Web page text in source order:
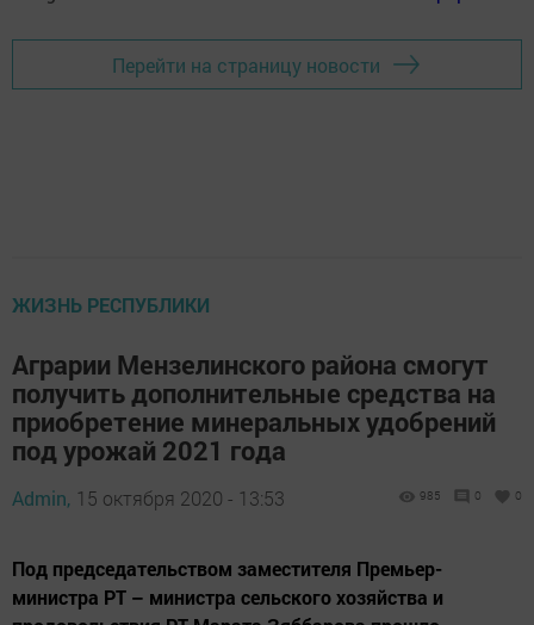
Перейти на страницу новости
ЖИЗНЬ РЕСПУБЛИКИ
Аграрии Мензелинского района смогут
получить дополнительные средства на
приобретение минеральных удобрений
под урожай 2021 года
Admin, 15 октября 2020 - 13:53 985 0 0
Под председательством заместителя Премьер-
министра РТ – министра сельского хозяйства и